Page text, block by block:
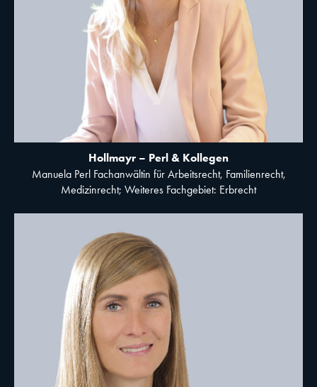
Hollmayr – Perl & Kollegen
Manuela Perl Fachanwältin für Arbeitsrecht, Familienrecht,
Medizinrecht; Weiteres Fachgebiet: Erbrecht